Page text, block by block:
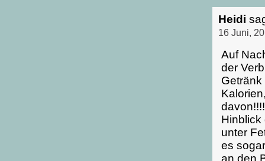
Heidi
16 Juni,
Auf
der
Getränk
Hinblick
unter
es
an den